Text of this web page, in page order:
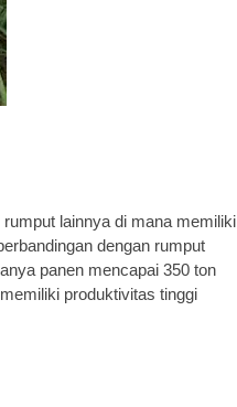
lainnya di mana memiliki
dengan rumput
panen mencapai 350 ton
produktivitas tinggi